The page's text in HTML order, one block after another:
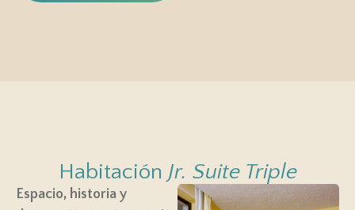
Habitación Jr. Suite Triple
Espacio, historia y